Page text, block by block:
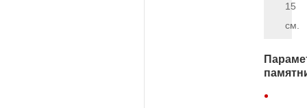
15
см.